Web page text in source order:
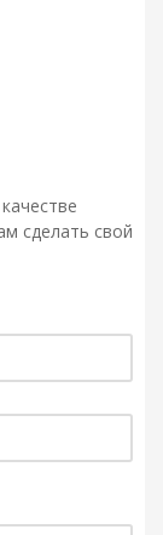
сделать свой